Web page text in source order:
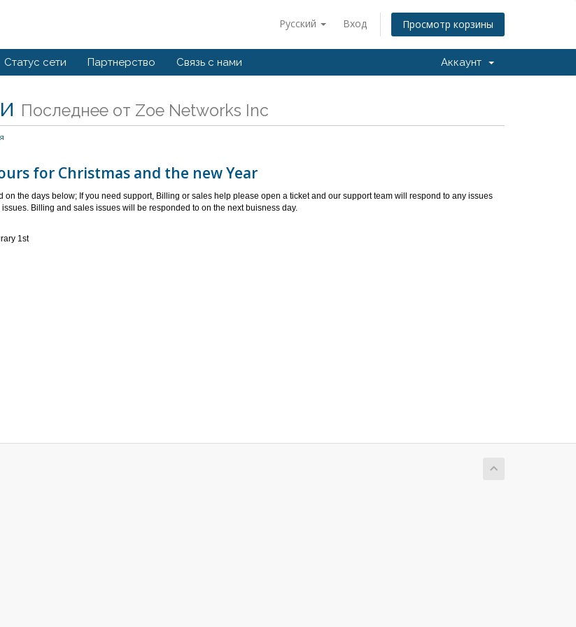
Русский Вход Просмотр корзины
Статус сети Партнерство Связь с нами Аккаунт
Последнее от Zoe Networks Inc
for Christmas and the new Year
on the days below; If you need support, Billing or sales help please open a ticket and our support team will respond to any issues
Billing and sales issues will be responded to on the next buisness day.
1st